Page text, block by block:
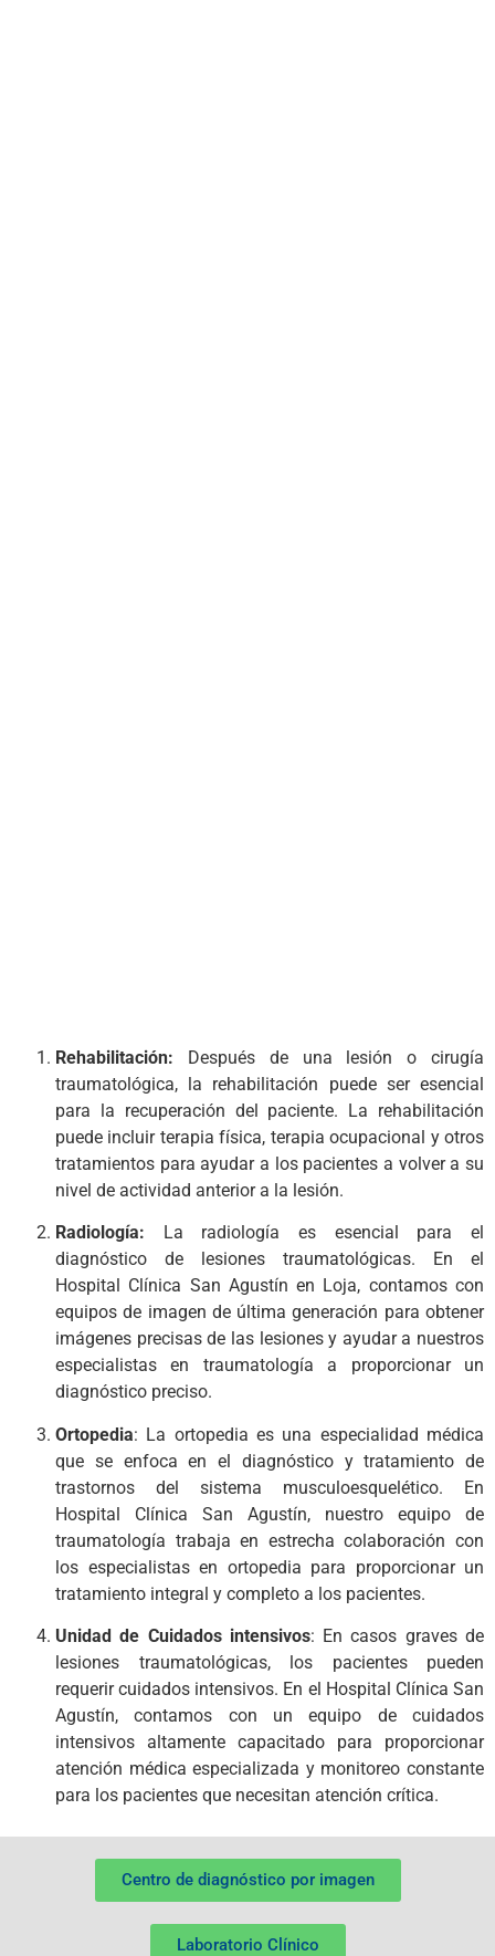
Rehabilitación: Después de una lesión o cirugía
traumatológica, la rehabilitación puede ser esencial
para la recuperación del paciente. La rehabilitación
puede incluir terapia física, terapia ocupacional y otros
tratamientos para ayudar a los pacientes a volver a su
nivel de actividad anterior a la lesión.
Radiología: La radiología es esencial para el
diagnóstico de lesiones traumatológicas. En el
Hospital Clínica San Agustín en Loja, contamos con
equipos de imagen de última generación para obtener
imágenes precisas de las lesiones y ayudar a nuestros
especialistas en traumatología a proporcionar un
diagnóstico preciso.
Ortopedia: La ortopedia es una especialidad médica
que se enfoca en el diagnóstico y tratamiento de
trastornos del sistema musculoesquelético. En
Hospital Clínica San Agustín, nuestro equipo de
traumatología trabaja en estrecha colaboración con
los especialistas en ortopedia para proporcionar un
tratamiento integral y completo a los pacientes.
Unidad de Cuidados intensivos: En casos graves de
lesiones traumatológicas, los pacientes pueden
requerir cuidados intensivos. En el Hospital Clínica San
Agustín, contamos con un equipo de cuidados
intensivos altamente capacitado para proporcionar
atención médica especializada y monitoreo constante
para los pacientes que necesitan atención crítica.
Centro de diagnóstico por imagen
Laboratorio Clínico